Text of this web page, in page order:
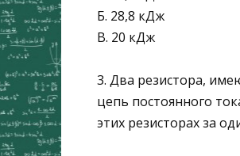
Б. 28,8 кДж
В. 20 кДж
3. Два резистора,
цепь постоянного
этих резисторах за